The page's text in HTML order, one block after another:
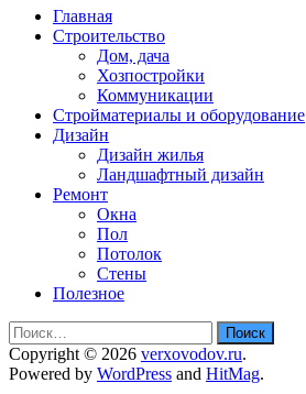
Главная
Строительство
Дом, дача
Хозпостройки
Коммуникации
Стройматериалы и оборудование
Дизайн
Дизайн жилья
Ландшафтный дизайн
Ремонт
Окна
Пол
Потолок
Стены
Полезное
Найти:
Copyright © 2026 verxovodov.ru.
Powered by WordPress and HitMag.